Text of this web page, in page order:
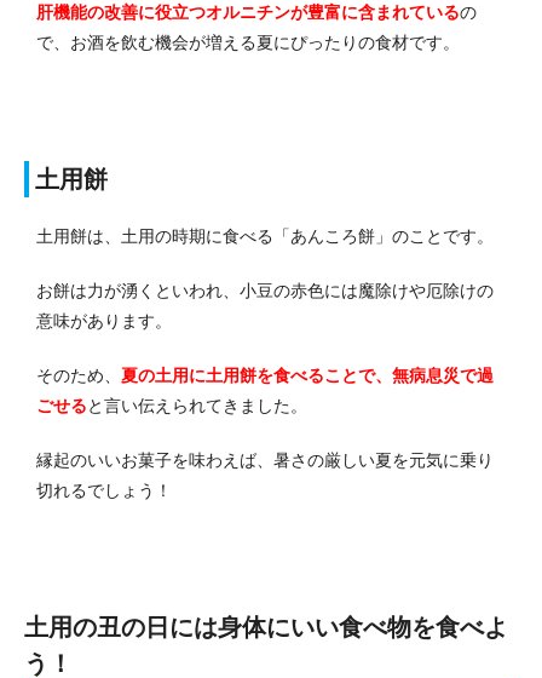
肝機能の改善に役立つオルニチンが豊富に含まれているの
で、お酒を飲む機会が増える夏にぴったりの食材です。
土用餅
土用餅は、土用の時期に食べる「あんころ餅」のことです。
お餅は力が湧くといわれ、小豆の赤色には魔除けや厄除けの
意味があります。
そのため、 夏の土用に土用餅を食べることで、無病息災で過
ごせると言い伝えられてきました。
縁起のいいお菓子を味わえば、暑さの厳しい夏を元気に乗り
切れるでしょう！
土用の丑の日には身体にいい食べ物を食べよ
う！